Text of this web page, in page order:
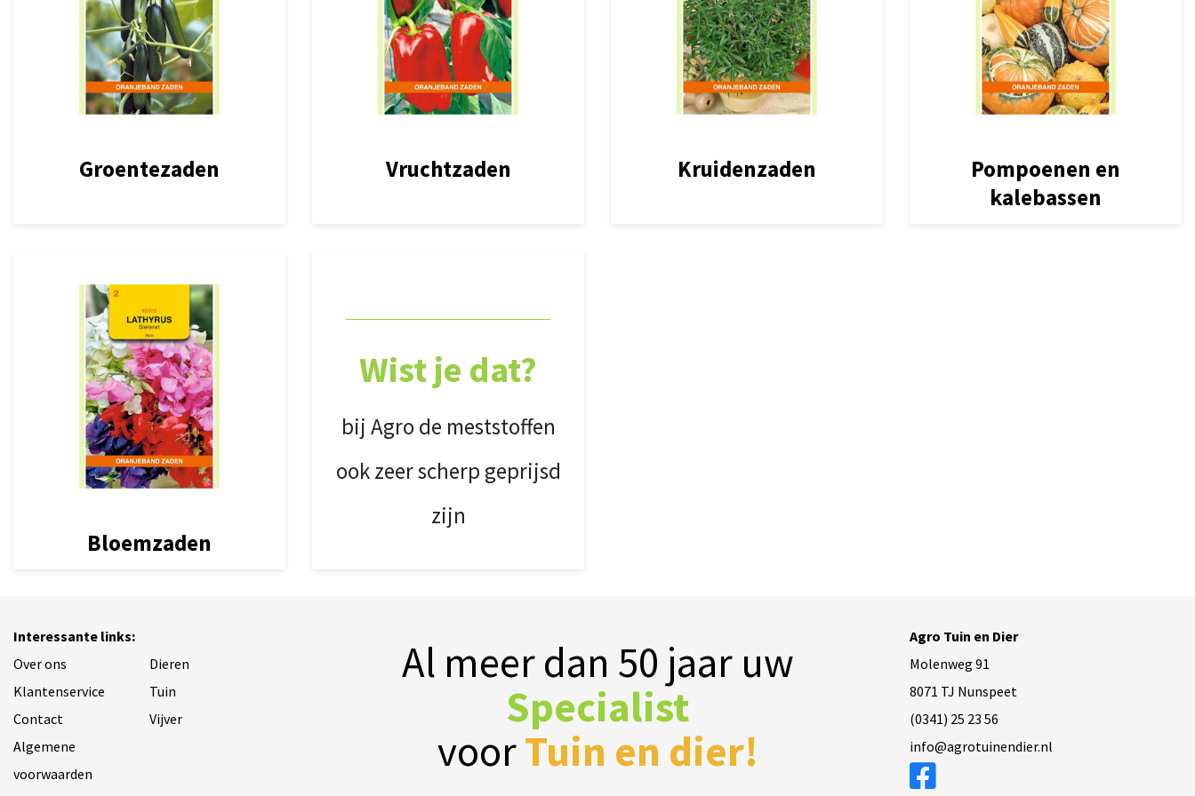
Groentezaden Vruchtzaden Kruidenzaden
Pompoenen en
kalebassen
Bloemzaden
Wist je dat?
bij Agro de meststoffen
ook zeer scherp geprijsd
zijn
Al meer dan 50 jaar uw
Specialist
voorTuin en dier!
Agro Tuin en Dier
Molenweg 91
8071 TJ Nunspeet
(0341) 25 23 56
info@agrotuinendier.nl
Interessante links:
Over ons
Dieren
Klantenservice
Tuin
Contact
Vijver
Algemene
voorwaarden